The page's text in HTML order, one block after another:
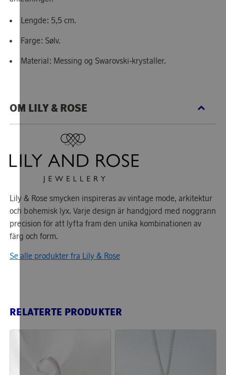
Lengde: 5,5 cm.
Farge: Sølv.
Material: Messing og Swarovski-krystaller.
OM LILY & ROSE
Lily & Rose smycken inspireras av vintage mode, arkitektur
och bohemisk lyx. Varje design är handgjord med noggrann
precision för att lyfta fram den unika kombinationen av
färg och form.
Se alle produkter fra Lily & Rose
RELATERTE PRODUKTER